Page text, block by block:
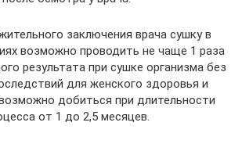
заключения врача сушку в
возможно проводить не чаще 1 раза
результата при сушке организма без
для женского здоровья и
добиться при длительности
от 1 до 2,5 месяцев.